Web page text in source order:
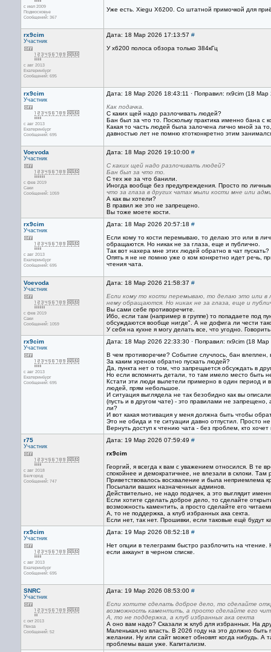
с июл 2009
Подмосковье
Сообщений: 367
Уже есть. Xiegu X6200. Со штатной примочкой для
rx9cim
Участник
с авг 2013
Екатеринбург
Сообщений: 695
Дата: 18 Мар 2026 17:13:57 #
У x6200 полоса обзора только 384кГц
rx9cim
Участник
с авг 2013
Екатеринбург
Сообщений: 695
Дата: 18 Мар 2026 18:43:11 · Поправил: rx9cim (18
Как подачка.
С каких щей надо разлочивать людей?
Бан был за что то. Поскольку практика именно бана
Какая то часть людей была залочена лично мной за
давностью лет не помню ктотконкретно этим
Voevoda
Участник
с фев 2019
Саки
Сообщений: 1059
Дата: 18 Мар 2026 19:10:00 #
С каких щей надо разлочивать людей?
Бан был за что то.
С тех же за что банили.
Иногда вообще без предупреждения. Просто по
что за глаза в других чатах мыли кости мне или
А как вы хотели?
В правил же это не запрещено.
Вы тоже моете кости.
rx9cim
Участник
с авг 2013
Екатеринбург
Сообщений: 695
Дата: 18 Мар 2026 20:57:18 #
Если кому то кости перемываю, то делаю это или в
обращаются. Но никак не за глаза, еще и публично.
Так вот нахера мне этих людей обратно в чат
Опять я не не помню уже о ком конкретно идет речь,
чтения чата.
Voevoda
Участник
с фев 2019
Саки
Сообщений: 1059
Дата: 18 Мар 2026 21:58:37 #
Если кому то кости перемываю, то делаю это или в
нему обращаются. Но никак не за глаза, еще и
Вы сами себе противоречите.
Ибо, если там (например в группе) то попадаете под
обсуждаются вообще нигде". А не дофига ли чести
У себя на кухне я могу делать все, что угодно.
rx9cim
Участник
с авг 2013
Екатеринбург
Сообщений: 695
Дата: 18 Мар 2026 22:33:30 · Поправил: rx9cim (18
В чем противоречие? Событие случлось, бан влеплен,
За каким хреном обратно пускать людей?
Да, пункта нет о том, что запрещается обсуждать в
Но если вспомнить детали, то там имело место быть
Кстати эти люди вылетели примерно в один период и
людей, прям небольшое.
И ситуация выглядела не так безобидно как вы
(пусть и в другом чате) - это правилами не
ли?
И вот какая мотивация у меня должна быть чтобы
Это не обида и те ситуации давно отпустил. Просто
Вернуть доступ к чтению чата - без проблем, кто
r75
Участник
с авг 2018
Белгород
Сообщений: 747
Дата: 19 Мар 2026 07:59:49 #
rx9cim
Георгий, я всегда к вам с уважением относился. В те
спокойнее и демократичнее, не влезали в склоки.
Приветствовалось восхваление и была неприемлема
Посылали ваших назначенных админов.
Действительно, не надо подачек, а это выглядит
Если хотите сделать доброе дело, то сделайте
возможность каментить, а просто сделайте его
А, то не поддержка, а клуб избранных ака секта.
Если нет, так нет. Прошивки, если таковые ещё будут
rx9cim
Участник
с авг 2013
Екатеринбург
Сообщений: 695
Дата: 19 Мар 2026 08:52:18 #
Нет опции в телеграмм быстро разблочить на
если аккаунт в черном списке.
SNRC
Участник
с окт 2013
Пенза
Сообщений: 52
Дата: 19 Мар 2026 08:53:00 #
Если хотите сделать доброе дело, то сделайте
возможность каментить, а просто сделайте его
А, то не поддержка, а клуб избранных ака секта
А оно вам надо? Сказали ж клуб для избранных. На
Маленькая,но власть. В 2026 году на это должно
желании. Ну или сайт может обновят когда нибудь. А
проблемы ваши уже. Капитализм.